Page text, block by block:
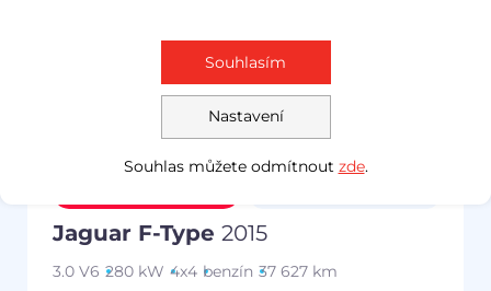
Jaguar F-Type 2015
3.0 V6 280 kW 4x4 benzín 37 627 km
Nastavení
Souhlasím
Souhlas můžete odmítnout zde.